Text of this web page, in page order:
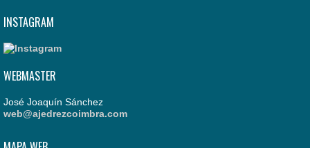
INSTAGRAM
WEBMASTER
José Joaquín Sánchez
web@ajedrezcoimbra.com